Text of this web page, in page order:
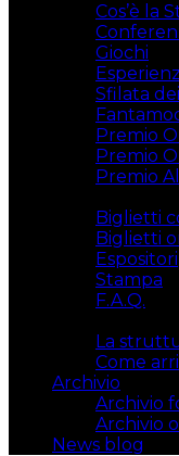
Cos’è la
Giochi
Sfilata
Premio
Premio
Premio
Biglietti
Biglietti
Espositori
Stampa
F.A.Q.
La
Come
Archivio
Archivio
Archivio
News blog